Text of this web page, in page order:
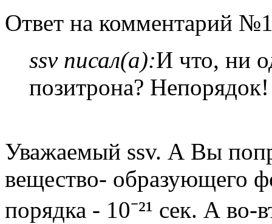
Ответ на комментарий
ssv писал(а):И что, ни
позитрона? Непорядок!
Уважаемый ssv. А Вы
вещество- образующего
порядка - 10⁻²¹ сек. А